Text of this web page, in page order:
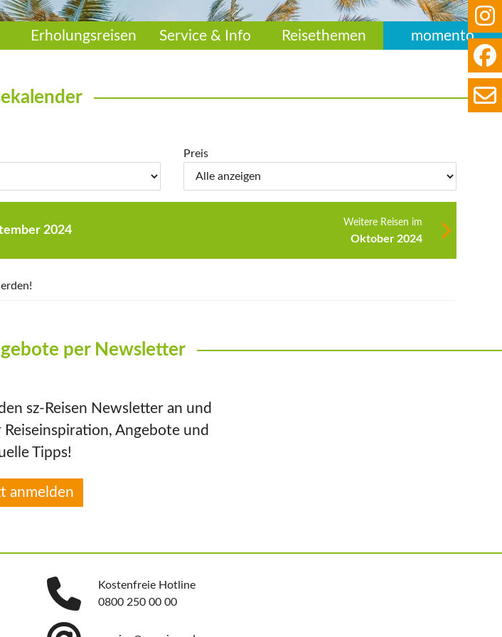
Erholungsreisen Service & Info Reisethemen momento
Preis
2024
Weitere Reisen im
Oktober 2024
per Newsletter
sz-Reisen Newsletter an und
Angebote und
Tipps!
anmelden
Kostenfreie Hotline
0800 250 00 00